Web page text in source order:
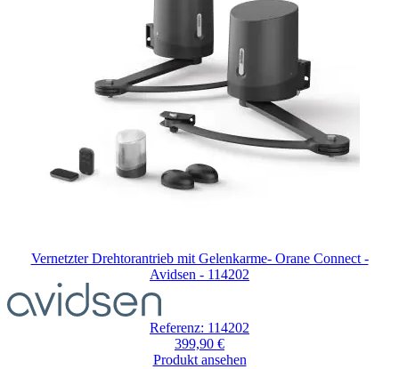
Vernetzter Drehtorantrieb mit Gelenkarme- Orane Connect -
Avidsen - 114202
Referenz: 114202
399,90 €
Produkt ansehen